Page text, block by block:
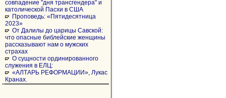
совпадение "дня трансгендера" и
католической Пасхи в США
Проповедь: «Пятидесятница
2023»
От Далилы до царицы Савской:
что опасные библейские женщины
рассказывают нам о мужских
страхах
О сущности ординированного
служения в ЕЛЦ:
«АЛТАРЬ РЕФОРМАЦИИ», Лукас
Кранах.